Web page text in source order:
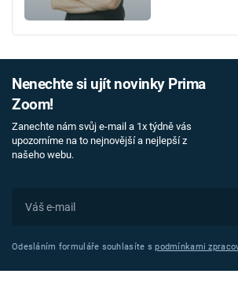
Nenechte si ujít novinky Prima
Zoom!
Zanechte nám svůj e-mail a 1x týdně vás
upozorníme na to nejnovější a nejlepší z
našeho webu.
Odesláním formuláře souhlasíte spodmínkami